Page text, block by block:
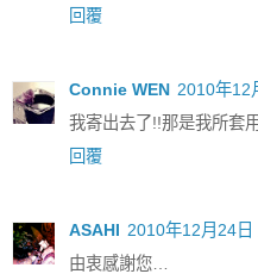
回覆
Connie WEN 2010年12
我寄出去了!!那是我所套
回覆
ASAHI 2010年12月24日
由衷感謝您…